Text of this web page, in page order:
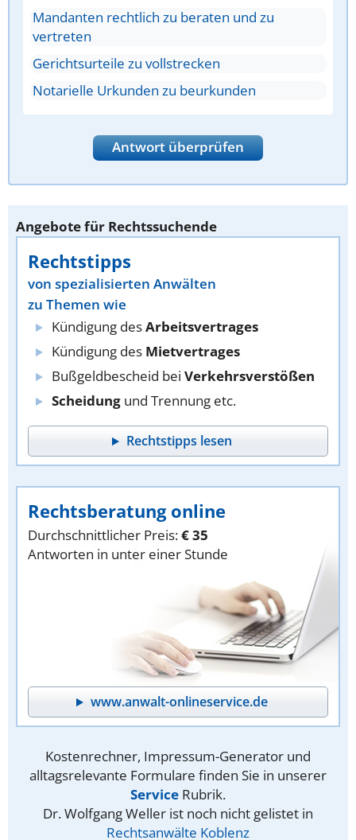
Mandanten rechtlich zu beraten und zu
vertreten
Gerichtsurteile zu vollstrecken
Notarielle Urkunden zu beurkunden
Antwort überprüfen
Angebote für Rechtssuchende
Rechtstipps
von spezialisierten Anwälten
zu Themen wie
Kündigung desArbeitsvertrages
Kündigung des Mietvertrages
Bußgeldbescheid bei Verkehrsverstößen
Scheidung und Trennung etc.
Rechtstipps lesen
Rechtsberatung online
Durchschnittlicher Preis:€ 35
Antworten in unter einer Stunde
www.anwalt-onlineservice.de
Kostenrechner, Impressum-Generator und
alltagsrelevante Formulare finden Sie in unserer
Service Rubrik.
Dr. Wolfgang Weller ist noch nicht gelistet in
Rechtsanwälte Koblenz